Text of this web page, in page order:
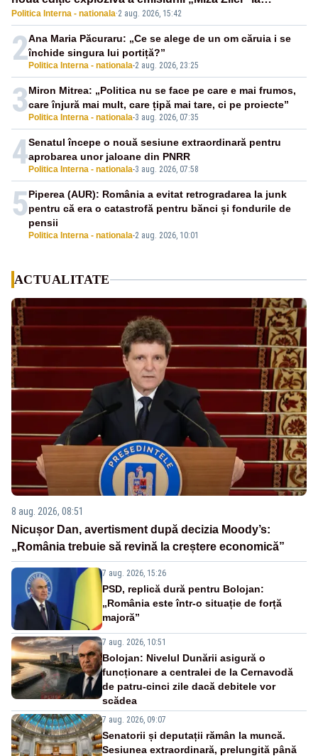
Realitatea PLUS
Politica Interna - nationala·2 aug. 2026, 15:42
2 Politica Interna - nationala-2 aug. 2026, 23:25
Ana Maria Păcuraru: „Ce se alege de un om căruia i se
închide singura lui portiță?”
3 Politica Interna - nationala-3 aug. 2026, 07:35
Miron Mitrea: „Politica nu se face pe care e mai frumos,
care înjură mai mult, care țipă mai tare, ci pe proiecte”
4 Politica Interna - nationala-3 aug. 2026, 07:58
Senatul începe o nouă sesiune extraordinară pentru
aprobarea unor jaloane din PNRR
5
Politica Interna - nationala-2 aug. 2026, 10:01
Piperea (AUR): România a evitat retrogradarea la junk
pentru că era o catastrofă pentru bănci și fondurile de
pensii
ACTUALITATE
8 aug. 2026, 08:51
Nicușor Dan, avertisment după decizia Moody’s:
„România trebuie să revină la creștere economică”
7 aug. 2026, 15:26
PSD, replică dură pentru Bolojan:
„România este într-o situație de forță
majoră”
7 aug. 2026, 10:51
Bolojan: Nivelul Dunării asigură o
funcționare a centralei de la Cernavodă
de patru-cinci zile dacă debitele vor
scădea
7 aug. 2026, 09:07
Senatorii și deputații rămân la muncă.
Sesiunea extraordinară, prelungită până